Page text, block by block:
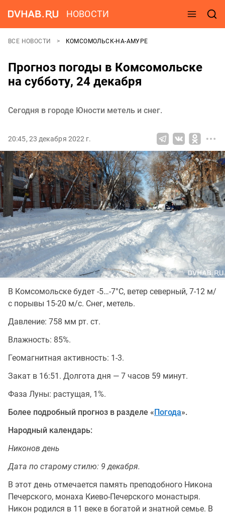
НОВОСТИ
ВСЕ НОВОСТИ КОМСОМОЛЬСК-НА-АМУРЕ
Прогноз погоды в Комсомольске
на субботу, 24 декабря
Сегодня в городе Юности метель и снег.
20:45, 23 декабря 2022 г.
В Комсомольске будет -5…-7°C, ветер северный, 7-12 м/
с порывы 15-20 м/с. Снег, метель.
Давление: 758 мм рт. ст.
Влажность: 85%.
Геомагнитная активность: 1-3.
Закат в 16:51. Долгота дня — 7 часов 59 минут.
Фаза Луны: растущая, 1%.
Более подробный прогноз в разделе «Погода».
Народный календарь:
Никонов день
Дата по старому стилю: 9 декабря.
В этот день отмечается память преподобного Никона
Печерского, монаха Киево-Печерского монастыря.
Никон родился в 11 веке в богатой и знатной семье. В